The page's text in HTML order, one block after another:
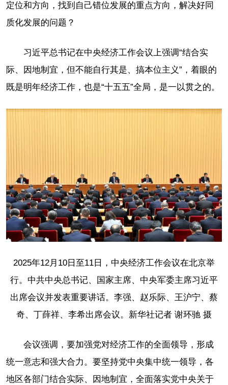
定位和方向，找到自己错位发展的重点方向，解决好同
质化发展的问题？
习近平总书记在中央经济工作会议上强调“结合实
际、因地制宜，但不能自行其是、搞本位主义”，着眼的
既是明年经济工作，也是“十五五”全局，是一以贯之的。
2025年12月10日至11日，中央经济工作会议在北京举
行。中共中央总书记、国家主席、中央军委主席习近平
出席会议并发表重要讲话。李强、赵乐际、王沪宁、蔡
奇、丁薛祥、李希出席会议。新华社记者 谢环驰 摄
会议强调，要加强党对经济工作的全面领导，形成
统一意志和强大合力。要坚持党中央集中统一领导，各
地区各部门结合实际、因地制宜，全面落实党中央关于